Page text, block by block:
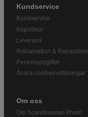
Kundservice
Kundservice
Köpvillkor
Leverans
Reklamation & Reparation
Personuppgifter
Ändra cookieinställningar
Om oss
Om Scandinavian Photo